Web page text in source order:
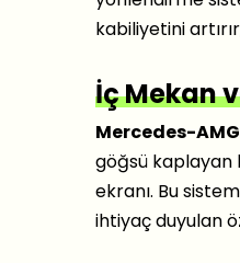
kabiliyetini
İç Mekan
Mercedes-AMG
göğsü kaplayan
ekranı. Bu
ihtiyaç duyulan